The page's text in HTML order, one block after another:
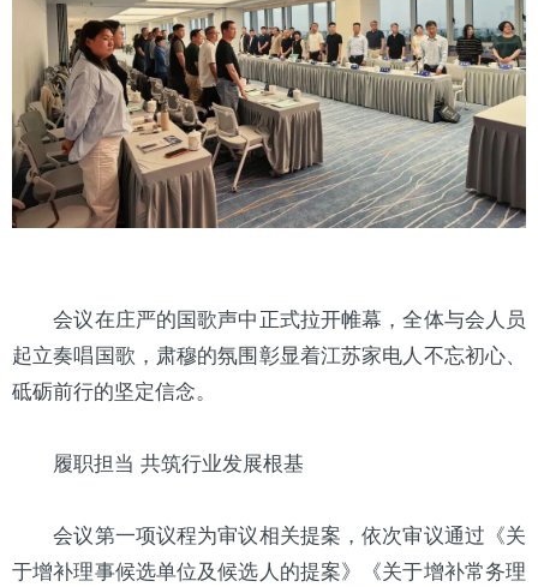
会议在庄严的国歌声中正式拉开帷幕，全体与会人员
起立奏唱国歌，肃穆的氛围彰显着江苏家电人不忘初心、
砥砺前行的坚定信念。
履职担当 共筑行业发展根基
会议第一项议程为审议相关提案，依次审议通过《关
于增补理事候选单位及候选人的提案》《关于增补常务理